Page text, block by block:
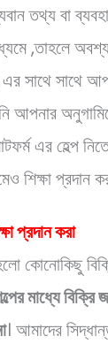
তথ্য বা
,তাহলে
সাথে সাথে
আপনার
এর হেল্প
শিক্ষা প্রদান
প্রদান করা
কোনোকিছু
মাধ্যে
। আমাদের